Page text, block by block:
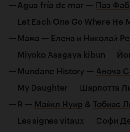
Agua fría de mar — Паз
Let Each One Go Where He
Мама — Елена и Николай
Miyoko Asagaya kibun —
Mundane History — Аноча
My Daughter — Шарлотта
R — Майкл Нуир & Тобиас
Les signes vitaux — Софи